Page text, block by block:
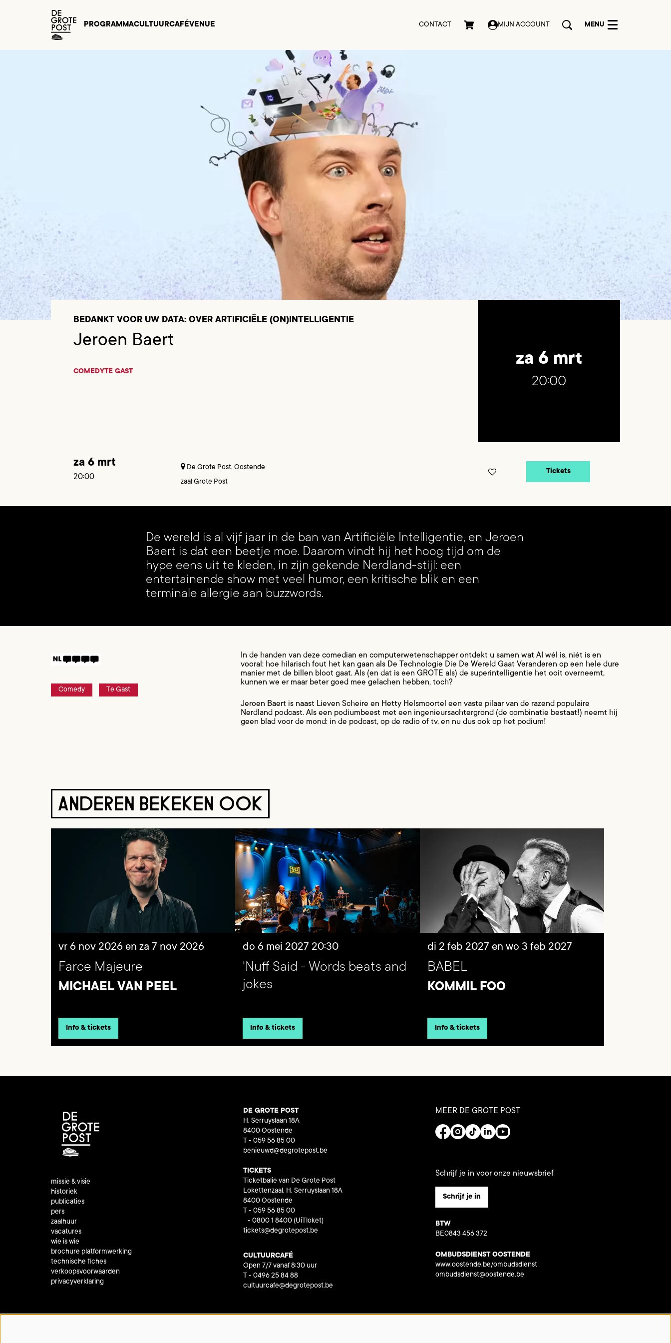
PROGRAMMACULTUURCAFÉVENUE CONTACT MIJN ACCOUNT MENU
BEDANKT VOOR UW DATA: OVER ARTIFICIËLE (ON)INTELLIGENTIE
Jeroen Baert
COMEDYTE GAST
za 6 mrt
20:00
za 6 mrt
20:00
De Grote Post, Oostende
zaal Grote Post
Tickets
De wereld is al vijf jaar in de ban van Artificiële Intelligentie, en Jeroen
Baert is dat een beetje moe. Daarom vindt hij het hoog tijd om de
hype eens uit te kleden, in zijn gekende Nerdland-stijl: een
entertainende show met veel humor, een kritische blik en een
terminale allergie aan buzzwords.
In de handen van deze comedian en computerwetenschapper ontdekt u samen wat AI wél is, niét is en
vooral: hoe hilarisch fout het kan gaan als De Technologie Die De Wereld Gaat Veranderen op een hele dure
manier met de billen bloot gaat. Als (en dat is een GROTE als) de superintelligentie het ooit overneemt,
kunnen we er maar beter goed mee gelachen hebben, toch?
Jeroen Baert is naast Lieven Scheire en Hetty Helsmoortel een vaste pilaar van de razend populaire
Nerdland podcast. Als een podiumbeest met een ingenieursachtergrond (de combinatie bestaat!) neemt hij
geen blad voor de mond: in de podcast, op de radio of tv, en nu dus ook op het podium!
Comedy Te Gast
ANDEREN BEKEKEN OOK
Farce Majeure
MICHAEL VAN PEEL
vr 6 nov 2026 en za 7 nov 2026
Info & tickets
'Nuff Said - Words beats and
jokes
do 6 mei 2027 20:30
Info & tickets
BABEL
KOMMIL FOO
di 2 feb 2027 en wo 3 feb 2027
Info & tickets
missie & visie
historiek
publicaties
pers
zaalhuur
vacatures
wie is wie
brochure platformwerking
technische fiches
verkoopsvoorwaarden
privacyverklaring
DE GROTE POST
H. Serruyslaan 18A
8400 Oostende
T - 059 56 85 00
benieuwd@degrotepost.be
TICKETS
Ticketbalie van De Grote Post
Lokettenzaal, H. Serruyslaan 18A
8400 Oostende
T - 059 56 85 00
- 0800 1 8400 (UiTloket)
tickets@degrotepost.be
CULTUURCAFÉ
Open 7/7 vanaf 8:30 uur
T - 0496 25 84 88
cultuurcafe@degrotepost.be
MEER DE GROTE POST
Schrijf je in voor onze nieuwsbrief
Schrijf je in
BTW
BE0843 456 372
OMBUDSDIENST OOSTENDE
www.oostende.be/ombudsdienst
ombudsdienst@oostende.be